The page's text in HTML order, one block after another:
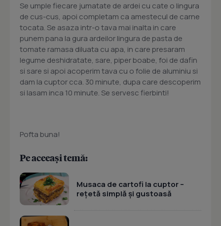
Se umple fiecare jumatate de ardei cu cate o lingura
de cus-cus, apoi completam ca amestecul de carne
tocata. Se asaza intr-o tava mai inalta in care
punem pana la gura ardeilor lingura de pasta de
tomate ramasa diluata cu apa, in care presaram
legume deshidratate, sare, piper boabe, foi de dafin
si sare si apoi acoperim tava cu o folie de aluminiu si
dam la cuptor cca. 30 minute, dupa care descoperim
si lasam inca 10 minute. Se servesc fierbinti!
Pofta buna!
Pe aceeași temă:
Musaca de cartofi la cuptor –
rețetă simplă și gustoasă